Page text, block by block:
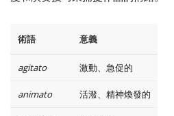
術語 意義
agitato 激動、急促的
animato 活潑、精神煥發的